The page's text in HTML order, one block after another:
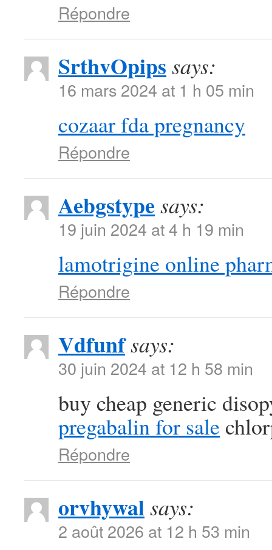
Répondre
SrthvOpips says:
16 mars 2024 at 1 h 05 min
cozaar fda pregnancy
Répondre
Aebgstype says:
19 juin 2024 at 4 h 19 min
lamotrigine online
Répondre
Vdfunfsays:
30 juin 2024 at 12 h 58 min
buy cheap generic
pregabalin for sale
Répondre
orvhywalsays:
2 août 2026 at 12 h 53 min